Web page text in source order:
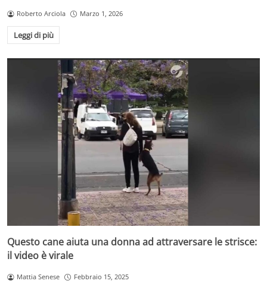
Roberto Arciola Marzo 1, 2026
Leggi di più
Questo cane aiuta una donna ad attraversare le strisce:
il video è virale
Mattia Senese Febbraio 15, 2025